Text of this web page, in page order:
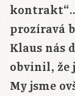
prozíravá
Klaus nás
obvinil, že
My jsme